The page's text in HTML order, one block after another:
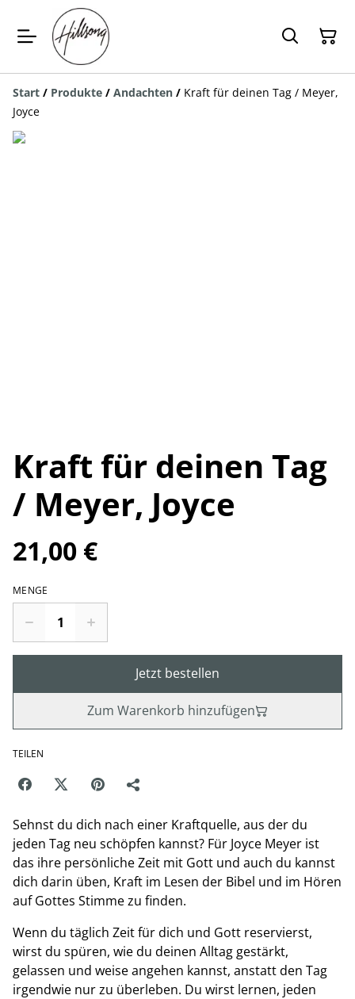
Start / Produkte / Andachten / Kraft für deinen Tag / Meyer,
Joyce
Kraft für deinen Tag
/ Meyer, Joyce
21,00 €
MENGE
Jetzt bestellen
Zum Warenkorb hinzufügen
TEILEN
Sehnst du dich nach einer Kraftquelle, aus der du
jeden Tag neu schöpfen kannst? Für Joyce Meyer ist
das ihre persönliche Zeit mit Gott und auch du kannst
dich darin üben, Kraft im Lesen der Bibel und im Hören
auf Gottes Stimme zu finden.
Wenn du täglich Zeit für dich und Gott reservierst,
wirst du spüren, wie du deinen Alltag gestärkt,
gelassen und weise angehen kannst, anstatt den Tag
irgendwie nur zu überleben. Du wirst lernen, jeden